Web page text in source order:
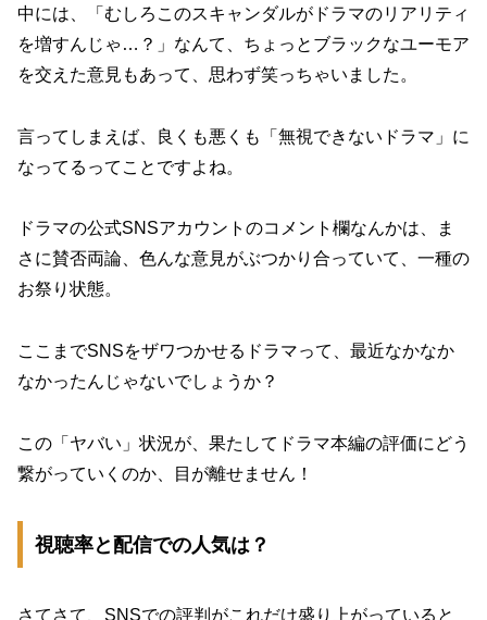
中には、「むしろこのスキャンダルがドラマのリアリティ
を増すんじゃ…？」なんて、ちょっとブラックなユーモア
を交えた意見もあって、思わず笑っちゃいました。
言ってしまえば、良くも悪くも「無視できないドラマ」に
なってるってことですよね。
ドラマの公式SNSアカウントのコメント欄なんかは、ま
さに賛否両論、色んな意見がぶつかり合っていて、一種の
お祭り状態。
ここまでSNSをザワつかせるドラマって、最近なかなか
なかったんじゃないでしょうか？
この「ヤバい」状況が、果たしてドラマ本編の評価にどう
繋がっていくのか、目が離せません！
視聴率と配信での人気は？
さてさて、SNSでの評判がこれだけ盛り上がっていると